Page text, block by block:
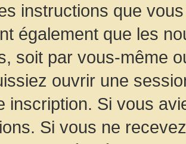
instructions que
également que les
soit par vous-même
ouvrir une
inscription. Si vous
Si vous ne